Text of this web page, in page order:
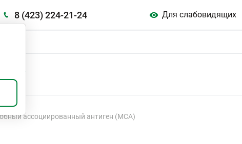
8 (423) 224-21-24 Для слабовидящих
ассоциированный антиген (МСА)